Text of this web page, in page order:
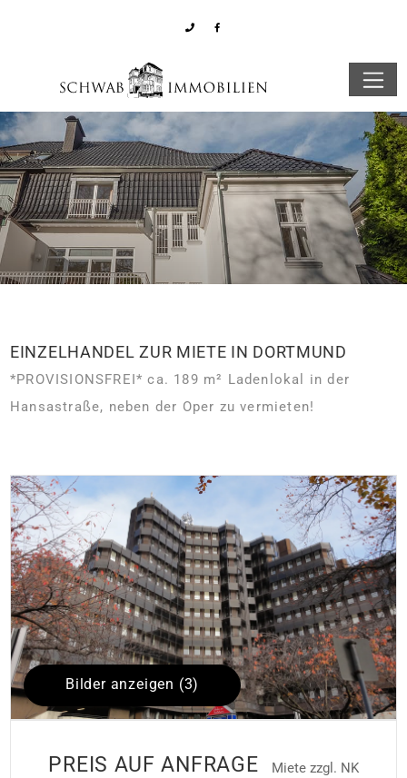
EINZELHANDEL ZUR MIETE IN DORTMUND
*PROVISIONSFREI* ca. 189 m² Ladenlokal in der
Hansastraße, neben der Oper zu vermieten!
Bilder anzeigen (3)
PREIS AUF ANFRAGE Miete zzgl. NK